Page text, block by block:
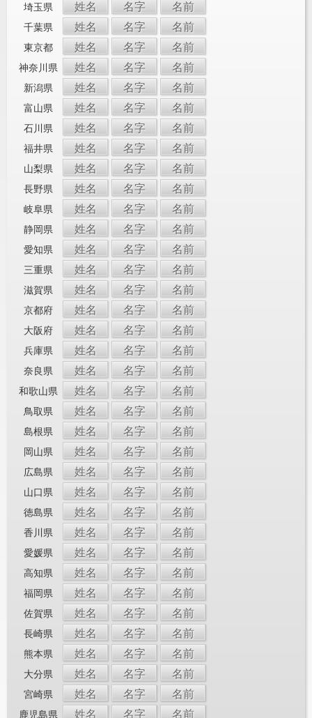
埼玉県 姓名 名字 名前
千葉県 姓名 名字 名前
東京都 姓名 名字 名前
神奈川県 姓名 名字 名前
新潟県 姓名 名字 名前
富山県 姓名 名字 名前
石川県 姓名 名字 名前
福井県 姓名 名字 名前
山梨県 姓名 名字 名前
長野県 姓名 名字 名前
岐阜県 姓名 名字 名前
静岡県 姓名 名字 名前
愛知県 姓名 名字 名前
三重県 姓名 名字 名前
滋賀県 姓名 名字 名前
京都府 姓名 名字 名前
大阪府 姓名 名字 名前
兵庫県 姓名 名字 名前
奈良県 姓名 名字 名前
和歌山県 姓名 名字 名前
鳥取県 姓名 名字 名前
島根県 姓名 名字 名前
岡山県 姓名 名字 名前
広島県 姓名 名字 名前
山口県 姓名 名字 名前
徳島県 姓名 名字 名前
香川県 姓名 名字 名前
愛媛県 姓名 名字 名前
高知県 姓名 名字 名前
福岡県 姓名 名字 名前
佐賀県 姓名 名字 名前
長崎県 姓名 名字 名前
熊本県 姓名 名字 名前
大分県 姓名 名字 名前
宮崎県 姓名 名字 名前
鹿児島県 姓名 名字 名前